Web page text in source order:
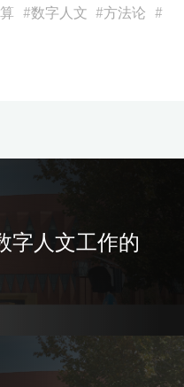
#数字人文 #方法论 #
字人文工作的